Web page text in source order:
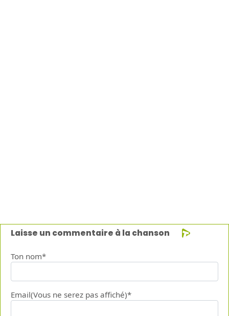
Laisse un commentaire à la chanson
Ton nom*
Email(Vous ne serez pas affiché)*